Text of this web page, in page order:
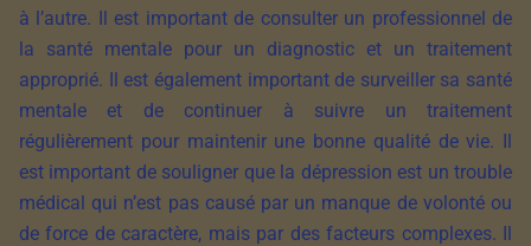
à l’autre. Il est important de consulter un professionnel de
la santé mentale pour un diagnostic et un traitement
approprié. Il est également important de surveiller sa santé
mentale et de continuer à suivre un traitement
régulièrement pour maintenir une bonne qualité de vie. Il
est important de souligner que la dépression est un trouble
médical qui n’est pas causé par un manque de volonté ou
de force de caractère, mais par des facteurs complexes. Il